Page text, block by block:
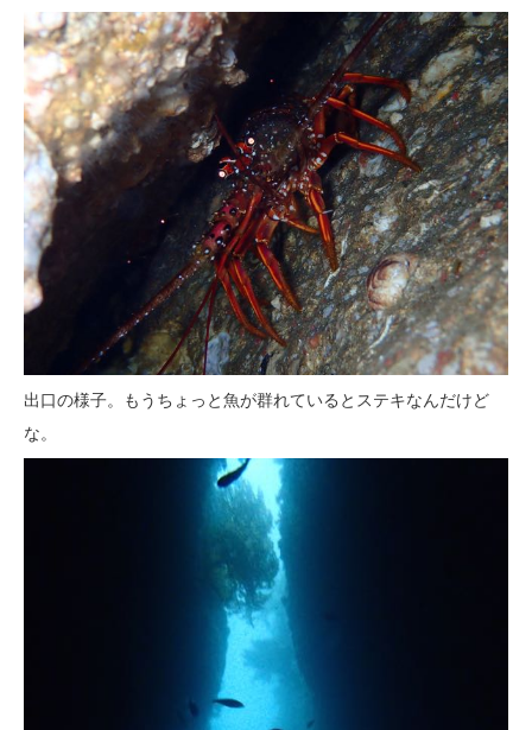
出口の様子。もうちょっと魚が群れているとステキなんだけど
な。